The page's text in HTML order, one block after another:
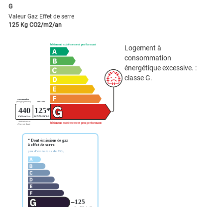
G
Valeur Gaz Effet de serre
125 Kg CO2/m2/an
Logement à
consommation
énergétique excessive. :
classe G.